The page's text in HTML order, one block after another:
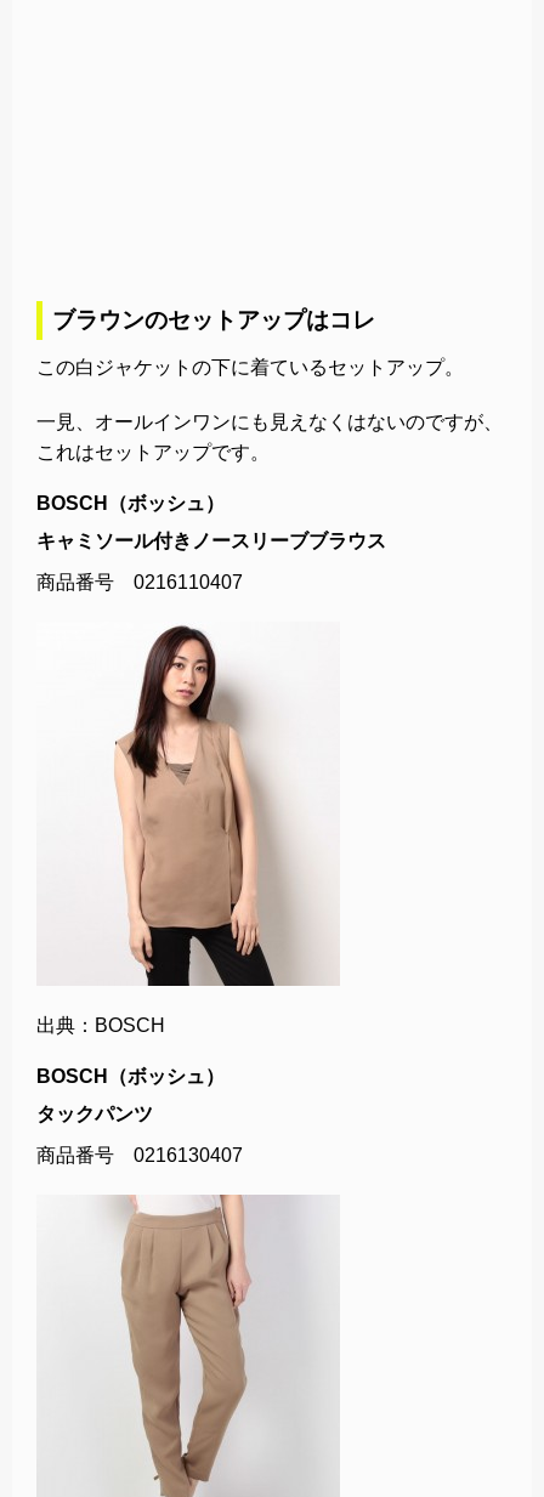
ブラウンのセットアップはコレ
この白ジャケットの下に着ているセットアップ。
一見、オールインワンにも見えなくはないのですが、
これはセットアップです。
BOSCH（ボッシュ）
キャミソール付きノースリーブブラウス
商品番号 0216110407
出典：BOSCH
BOSCH（ボッシュ）
タックパンツ
商品番号 0216130407